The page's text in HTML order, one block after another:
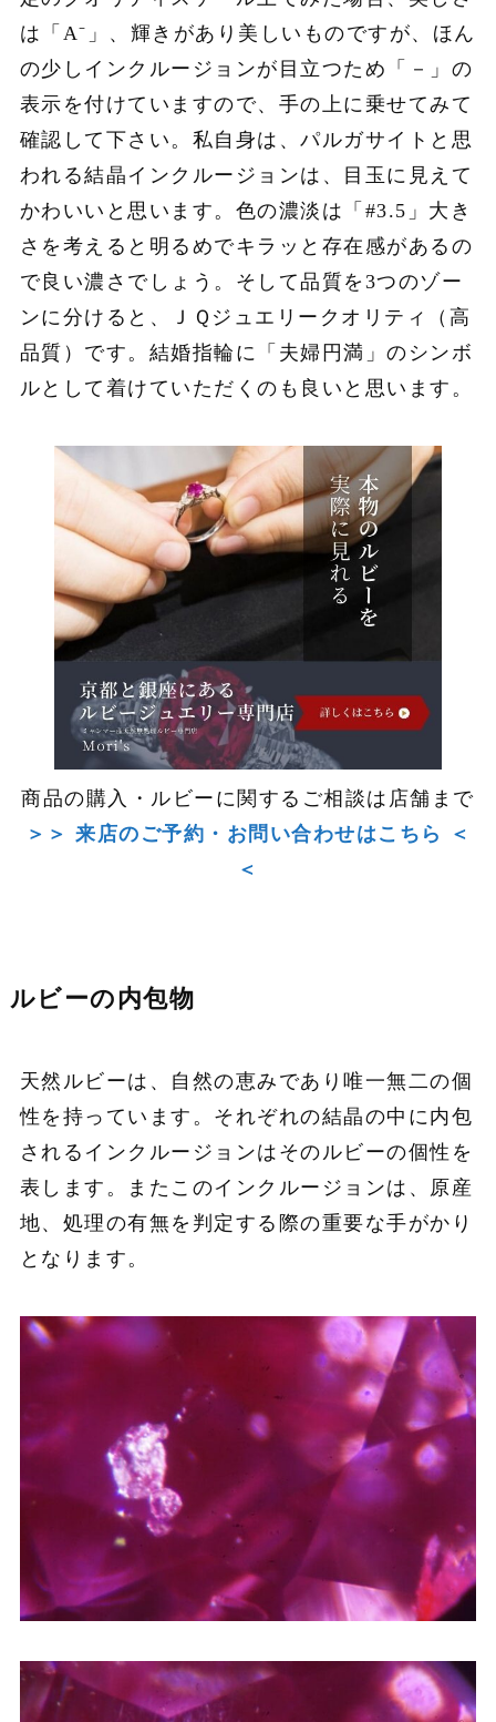
は「A⁻」、輝きがあり美しいものですが、ほん
の少しインクルージョンが目立つため「－」の
表示を付けていますので、手の上に乗せてみて
確認して下さい。私自身は、パルガサイトと思
われる結晶インクルージョンは、目玉に見えて
かわいいと思います。色の濃淡は「#3.5」大き
さを考えると明るめでキラッと存在感があるの
で良い濃さでしょう。そして品質を3つのゾー
ンに分けると、ＪＱジュエリークオリティ（高
品質）です。結婚指輪に「夫婦円満」のシンボ
ルとして着けていただくのも良いと思います。
商品の購入・ルビーに関するご相談は店舗まで
＞＞ 来店のご予約・お問い合わせはこちら ＜
＜
ルビーの内包物
天然ルビーは、自然の恵みであり唯一無二の個
性を持っています。それぞれの結晶の中に内包
されるインクルージョンはそのルビーの個性を
表します。またこのインクルージョンは、原産
地、処理の有無を判定する際の重要な手がかり
となります。